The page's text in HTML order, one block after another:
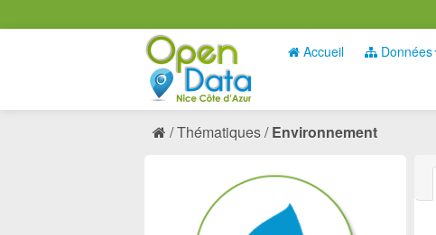
Accueil Données
Thématiques Environnement